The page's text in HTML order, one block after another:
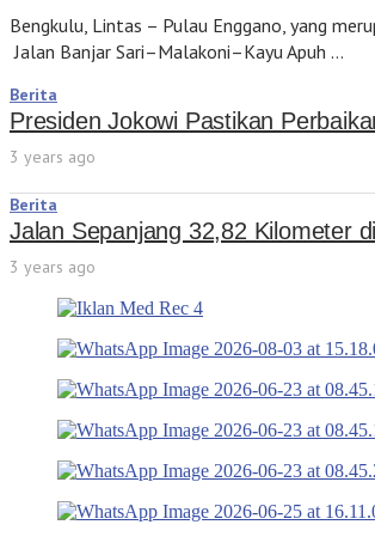
Bengkulu, Lintas – Pulau Enggano, yang
Jalan Banjar Sari–Malakoni–Kayu Apuh …
Berita
Presiden Jokowi Pastikan
3 years ago
Berita
Jalan Sepanjang 32,82 Kilometer
3 years ago